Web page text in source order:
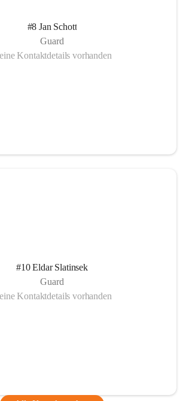
#8 Jan Schott
Guard
Kontaktdetails vorhanden
#10 Eldar Slatinsek
Guard
Kontaktdetails vorhanden